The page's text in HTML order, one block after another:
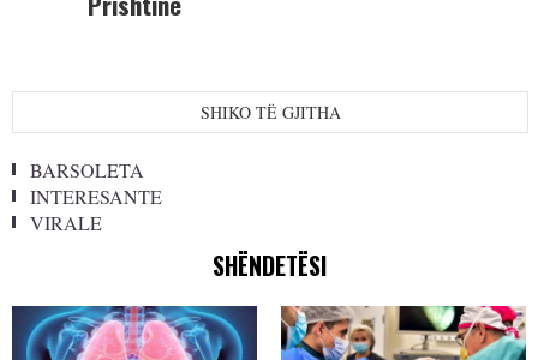
SHIKO TË GJITHA
BARSOLETA
INTERESANTE
VIRALE
SHËNDETËSI